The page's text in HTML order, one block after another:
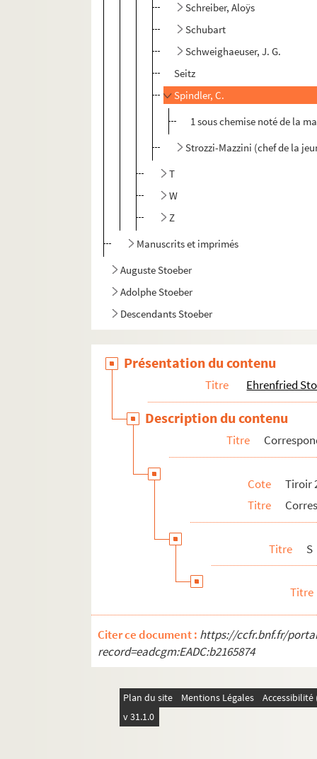
Schreiber, Aloÿs
Schubart
Schweighaeuser, J. G.
Seitz
Spindler, C.
1 sous chemise noté de la
Strozzi-Mazzini (chef de la
T
W
Z
Manuscrits et imprimés
Auguste Stoeber
Adolphe Stoeber
Descendants Stoeber
Présentation du contenu
Titre Ehrenfried
Description du contenu
Titre
Cote
Tiroir
Titre
Titre S
Titre
Citer ce document : https://ccfr.bnf.fr/
record=eadcgm:EADC:b2165874
Plan du site Mentions Légales
v 31.1.0